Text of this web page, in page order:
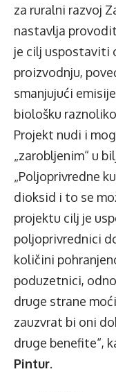
za ruralni razvoj
nastavlja
je cilj uspostaviti
proizvodnju,
smanjujući
biološku
Projekt nudi i
„zarobljenim“ u
„Poljoprivredne
dioksid i to se
projektu cilj je
poljoprivrednici
količini
poduzetnici,
druge strane
zauzvrat bi oni
druge benefite“,
Pintur.